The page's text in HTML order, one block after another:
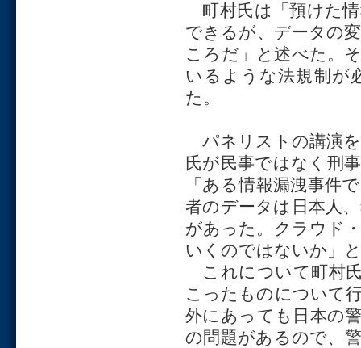
町村氏は「預けた
できるが、データの
ころだ」と述べた。
いるような法規制が
た。
パネリストの講演
氏が民事ではなく刑
「ある情報漏洩事件
者のデータは日本人
があった。クラウド
いくのではないか」
これについて町村
こったものについて
外にあっても日本の
の問題があるので、